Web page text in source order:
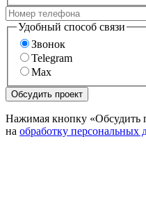
Удобный способ связи
Звонок
Telegram
Max
Нажимая кнопку «Обсудить
на обработку персональных